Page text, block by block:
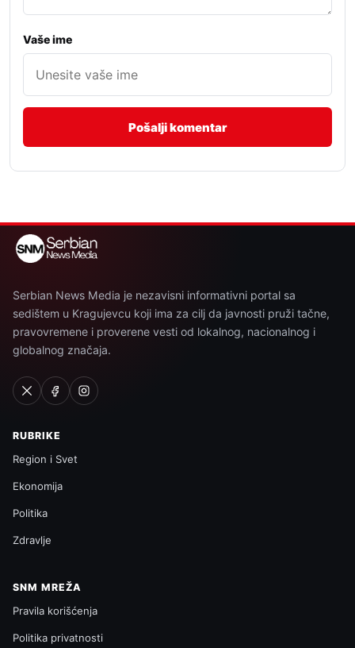
Vaše ime
Serbian News Media je nezavisni informativni portal sa
sedištem u Kragujevcu koji ima za cilj da javnosti pruži tačne,
pravovremene i proverene vesti od lokalnog, nacionalnog i
globalnog značaja.
RUBRIKE
Region i Svet
Ekonomija
Politika
Zdravlje
SNM MREŽA
Pravila korišćenja
Politika privatnosti